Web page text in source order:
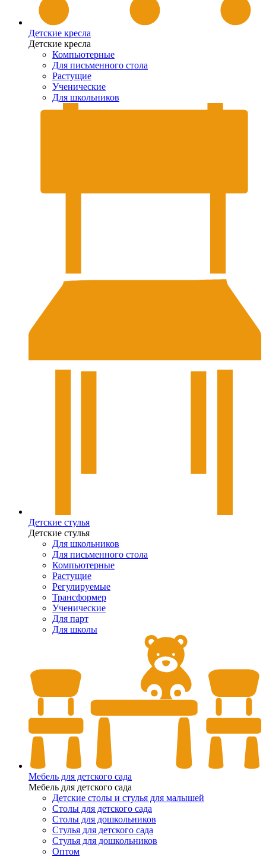
Детские кресла
Детские кресла
Компьютерные
Для письменного стола
Растущие
Ученические
Для школьников
Детские стулья
Детские стулья
Для школьников
Для письменного стола
Компьютерные
Растущие
Регулируемые
Трансформер
Ученические
Для парт
Для школы
Мебель для детского сада
Мебель для детского сада
Детские столы и стулья для малышей
Столы для детского сада
Столы для дошкольников
Стулья для детского сада
Стулья для дошкольников
Оптом